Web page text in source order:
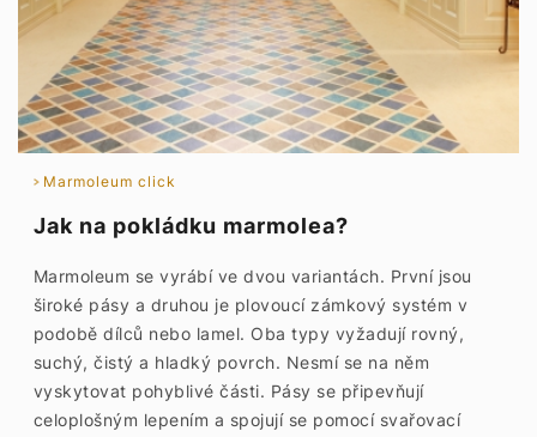
Marmoleum click
Jak na pokládku marmolea?
Marmoleum se vyrábí ve dvou variantách. První jsou
široké pásy a druhou je plovoucí zámkový systém v
podobě dílců nebo lamel. Oba typy vyžadují rovný,
suchý, čistý a hladký povrch. Nesmí se na něm
vyskytovat pohyblivé části. Pásy se připevňují
celoplošným lepením a spojují se pomocí svařovací